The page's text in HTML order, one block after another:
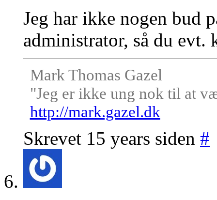
Jeg har ikke nogen bud
administrator, så du evt.
Mark Thomas Gazel
"Jeg er ikke ung nok til at
http://mark.gazel.dk
Skrevet 15 years siden #